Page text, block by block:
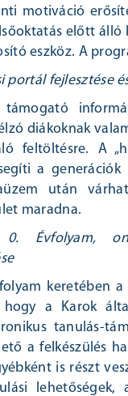
motiváció
előtt álló
eszköz. A
portál fejlesztése
támogató
diákoknak
feltöltésre. A
a generációk
után
maradna.
0. Évfolyam,
keretében
a Karok
tanulás-
a felkészülés
is részt
lehetőségek,